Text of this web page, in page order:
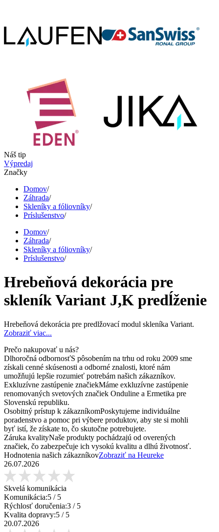
Náš tip
Výpredaj
Značky
Domov/
Záhrada/
Skleníky a fóliovníky/
Príslušenstvo/
Domov/
Záhrada/
Skleníky a fóliovníky/
Príslušenstvo/
Hrebeňová dekorácia pre
skleník Variant J,K predĺženie
Hrebeňová dekorácia pre predlžovací modul skleníka Variant.
Zobraziť viac...
Prečo nakupovať u nás?
Dlhoročná odbornosťS pôsobením na trhu od roku 2009 sme
získali cenné skúsenosti a odborné znalosti, ktoré nám
umožňujú lepšie rozumieť potrebám našich zákazníkov.
Exkluzívne zastúpenie značiekMáme exkluzívne zastúpenie
renomovaných svetových značiek Onduline a Ermetika pre
Slovenskú republiku.
Osobitný prístup k zákazníkomPoskytujeme individuálne
poradenstvo a pomoc pri výbere produktov, aby ste si mohli
byť istí, že získate to, čo skutočne potrebujete.
Záruka kvalityNaše produkty pochádzajú od overených
značiek, čo zabezpečuje ich vysokú kvalitu a dlhú životnosť.
Hodnotenia našich zákazníkovZobraziť na Heureke
26.07.2026
Skvelá komunikácia
Komunikácia:5 / 5
Rýchlosť doručenia:3 / 5
Kvalita dopravy:5 / 5
20.07.2026